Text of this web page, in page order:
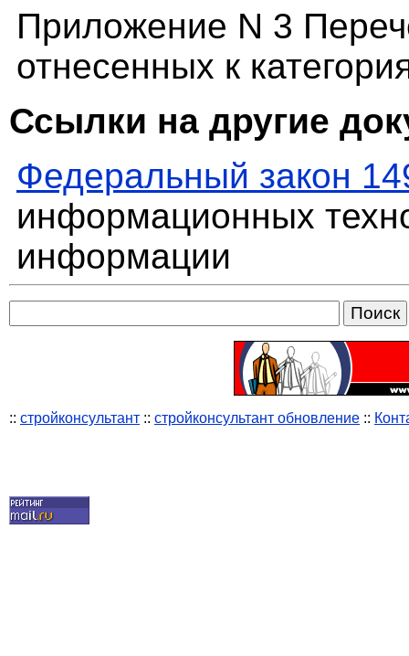
Приложение N 3
отнесенных к
Ссылки на другие
Федеральный закон
информационных
информации
:: стройконсультант :: стройконсультант обновление ::